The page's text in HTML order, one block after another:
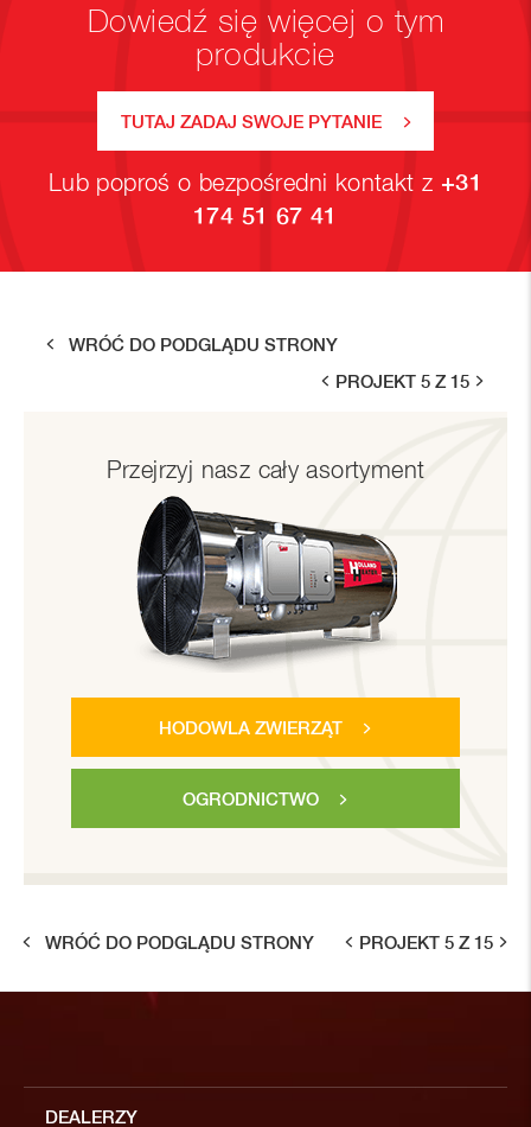
WRÓĆ DO PODGLĄDU STRONY
PROJEKT 5 Z 15
Przejrzyj nasz cały asortyment
HODOWLA ZWIERZĄT
OGRODNICTWO
Dowiedź się więcej o tym
produkcie
TUTAJ ZADAJ SWOJE PYTANIE
Lub poproś o bezpośredni kontakt z +31
174 51 67 41
WRÓĆ DO PODGLĄDU STRONY PROJEKT 5 Z 15
DEALERZY